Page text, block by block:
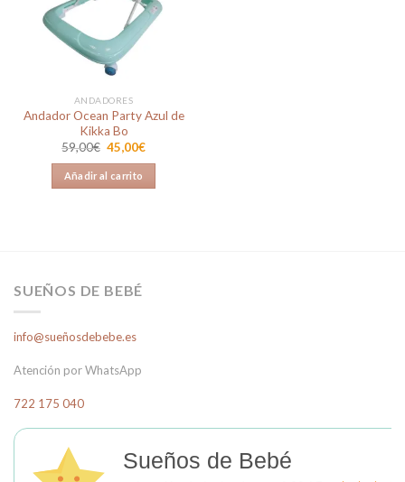
lista de
deseos
ANDADORES
Andador Ocean Party Azul de
Kikka Bo
59,00€ El
precio
original
era:
59,00€.
45,00€El
45,00€.
Añadir al carrito
SUEÑOS DE BEBÉ
info@sueñosdebebe.es
Atención por WhatsApp
722 175 040
Sueños de Bebé